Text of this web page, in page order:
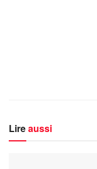
Lireaussi